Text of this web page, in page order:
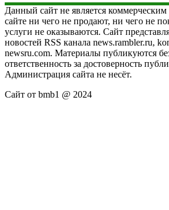
Данный сайт не является
сайте ни чего не продают, ни чего не
услуги не оказываются. Сайт
новостей RSS канала news.rambler.ru,
newsru.com. Материалы публикуются
ответственность за достоверность
Администрация сайта не несёт.
Сайт от bmb1 @ 2024